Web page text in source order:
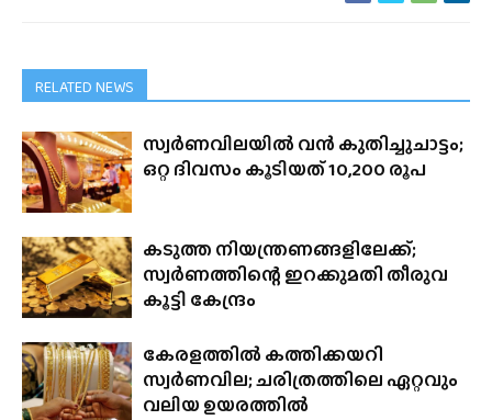
RELATED NEWS
സ്വർണവിലയിൽ വൻ കുതിച്ചുചാട്ടം;
ഒറ്റ ദിവസം കൂടിയത് 10,200 രൂപ
കടുത്ത നിയന്ത്രണങ്ങളിലേക്ക്;
സ്വർണത്തിന്റെ ഇറക്കുമതി തീരുവ
കൂട്ടി കേന്ദ്രം
കേരളത്തിൽ കത്തിക്കയറി
സ്വർണവില; ചരിത്രത്തിലെ ഏറ്റവും
വലിയ ഉയരത്തിൽ